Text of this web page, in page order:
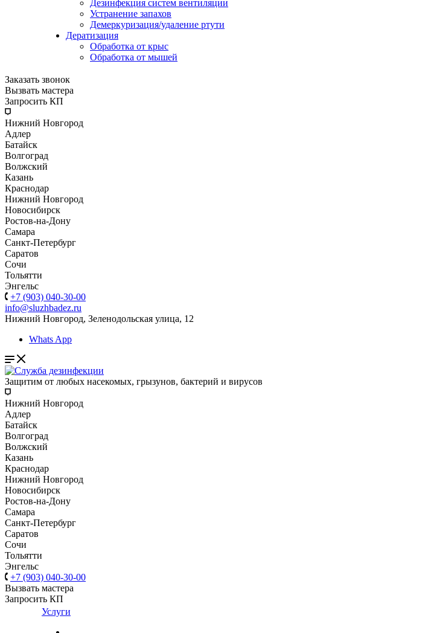
Дезинфекция систем вентиляции
Устранение запахов
Демеркуризация/удаление ртути
Дератизация
Обработка от крыс
Обработка от мышей
Заказать звонок
Вызвать мастера
Запросить КП
Нижний Новгород
Адлер
Батайск
Волгоград
Волжский
Казань
Краснодар
Нижний Новгород
Новосибирск
Ростов-на-Дону
Самара
Санкт-Петербург
Саратов
Сочи
Тольятти
Энгельс
+7 (903) 040-30-00
info@sluzhbadez.ru
Нижний Новгород, Зеленодольская улица, 12
Whats App
Защитим от любых насекомых, грызунов, бактерий и вирусов
Нижний Новгород
Адлер
Батайск
Волгоград
Волжский
Казань
Краснодар
Нижний Новгород
Новосибирск
Ростов-на-Дону
Самара
Санкт-Петербург
Саратов
Сочи
Тольятти
Энгельс
+7 (903) 040-30-00
Вызвать мастера
Запросить КП
Услуги